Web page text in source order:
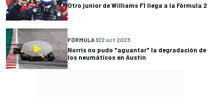
Otro junior de Williams F1 llega a la Fórmula 2
FÓRMULA 122 oct 2023
Norris no pudo "aguantar" la degradación de
los neumáticos en Austin